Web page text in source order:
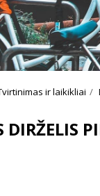
ir laikikliai
DIRŽELIS